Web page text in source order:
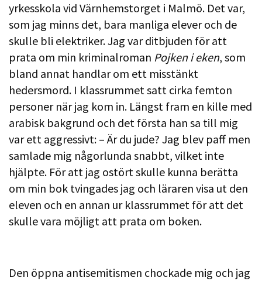
yrkesskola vid Värnhemstorget i Malmö. Det var,
som jag minns det, bara manliga elever och de
skulle bli elektriker. Jag var ditbjuden för att
prata om min kriminalroman Pojken i eken, som
bland annat handlar om ett misstänkt
hedersmord. I klassrummet satt cirka femton
personer när jag kom in. Längst fram en kille med
arabisk bakgrund och det första han sa till mig
var ett aggressivt: – Är du jude? Jag blev paff men
samlade mig någorlunda snabbt, vilket inte
hjälpte. För att jag ostört skulle kunna berätta
om min bok tvingades jag och läraren visa ut den
eleven och en annan ur klassrummet för att det
skulle vara möjligt att prata om boken.
Den öppna antisemitismen chockade mig och jag